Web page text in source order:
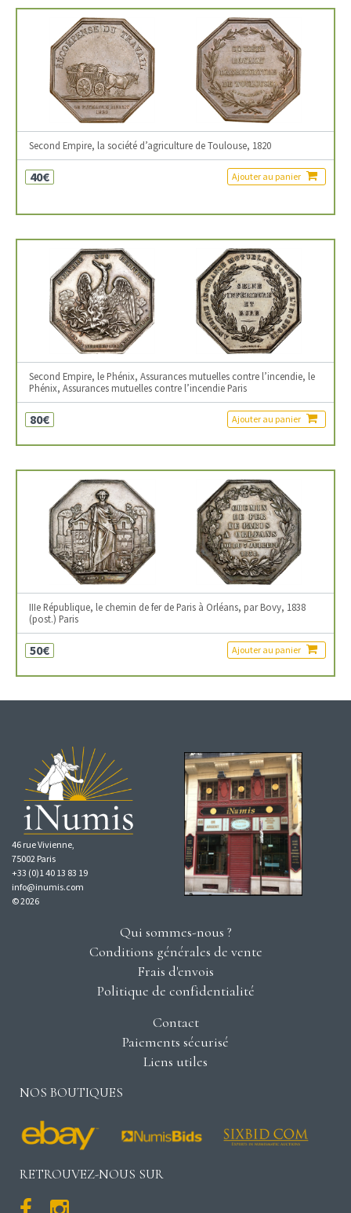
Second Empire, la société d’agriculture de Toulouse, 1820
40€ Ajouter au panier
Second Empire, le Phénix, Assurances mutuelles contre l’incendie, le
Phénix, Assurances mutuelles contre l’incendie Paris
80€ Ajouter au panier
IIIe République, le chemin de fer de Paris à Orléans, par Bovy, 1838
(post.) Paris
50€ Ajouter au panier
46 rue Vivienne,
75002 Paris
+33 (0)1 40 13 83 19
info@inumis.com
© 2026
Qui sommes-nous ?
Conditions générales de vente
Frais d'envois
Politique de confidentialité
Contact
Paiements sécurisé
Liens utiles
NOS BOUTIQUES
RETROUVEZ-NOUS SUR